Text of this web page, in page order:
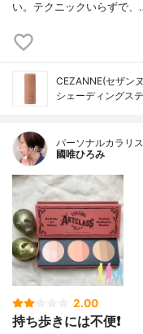
い。テクニックいらずで、
CEZANNE(セザン
シェーディングス
パーソナルカラリ
國唯ひろみ
2.00
持ち歩きには不便❗